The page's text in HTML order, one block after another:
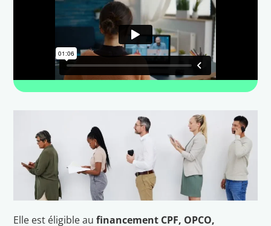
Elle est éligible aufinancement CPF, OPCO,